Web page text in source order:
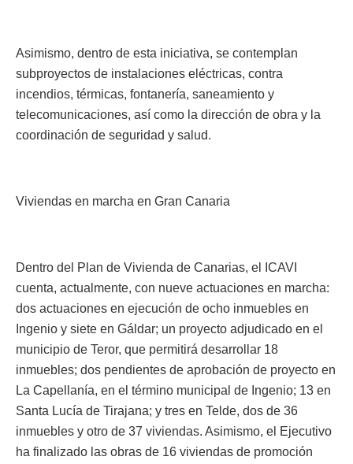
Asimismo, dentro de esta iniciativa, se contemplan
subproyectos de instalaciones eléctricas, contra
incendios, térmicas, fontanería, saneamiento y
telecomunicaciones, así como la dirección de obra y la
coordinación de seguridad y salud.
Viviendas en marcha en Gran Canaria
Dentro del Plan de Vivienda de Canarias, el ICAVI
cuenta, actualmente, con nueve actuaciones en marcha:
dos actuaciones en ejecución de ocho inmuebles en
Ingenio y siete en Gáldar; un proyecto adjudicado en el
municipio de Teror, que permitirá desarrollar 18
inmuebles; dos pendientes de aprobación de proyecto en
La Capellanía, en el término municipal de Ingenio; 13 en
Santa Lucía de Tirajana; y tres en Telde, dos de 36
inmuebles y otro de 37 viviendas. Asimismo, el Ejecutivo
ha finalizado las obras de 16 viviendas de promoción